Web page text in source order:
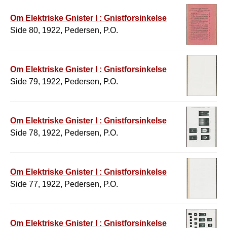
Om Elektriske Gnister I : Gnistforsinkelse
Side 80, 1922, Pedersen, P.O.
Om Elektriske Gnister I : Gnistforsinkelse
Side 79, 1922, Pedersen, P.O.
Om Elektriske Gnister I : Gnistforsinkelse
Side 78, 1922, Pedersen, P.O.
Om Elektriske Gnister I : Gnistforsinkelse
Side 77, 1922, Pedersen, P.O.
Om Elektriske Gnister I : Gnistforsinkelse